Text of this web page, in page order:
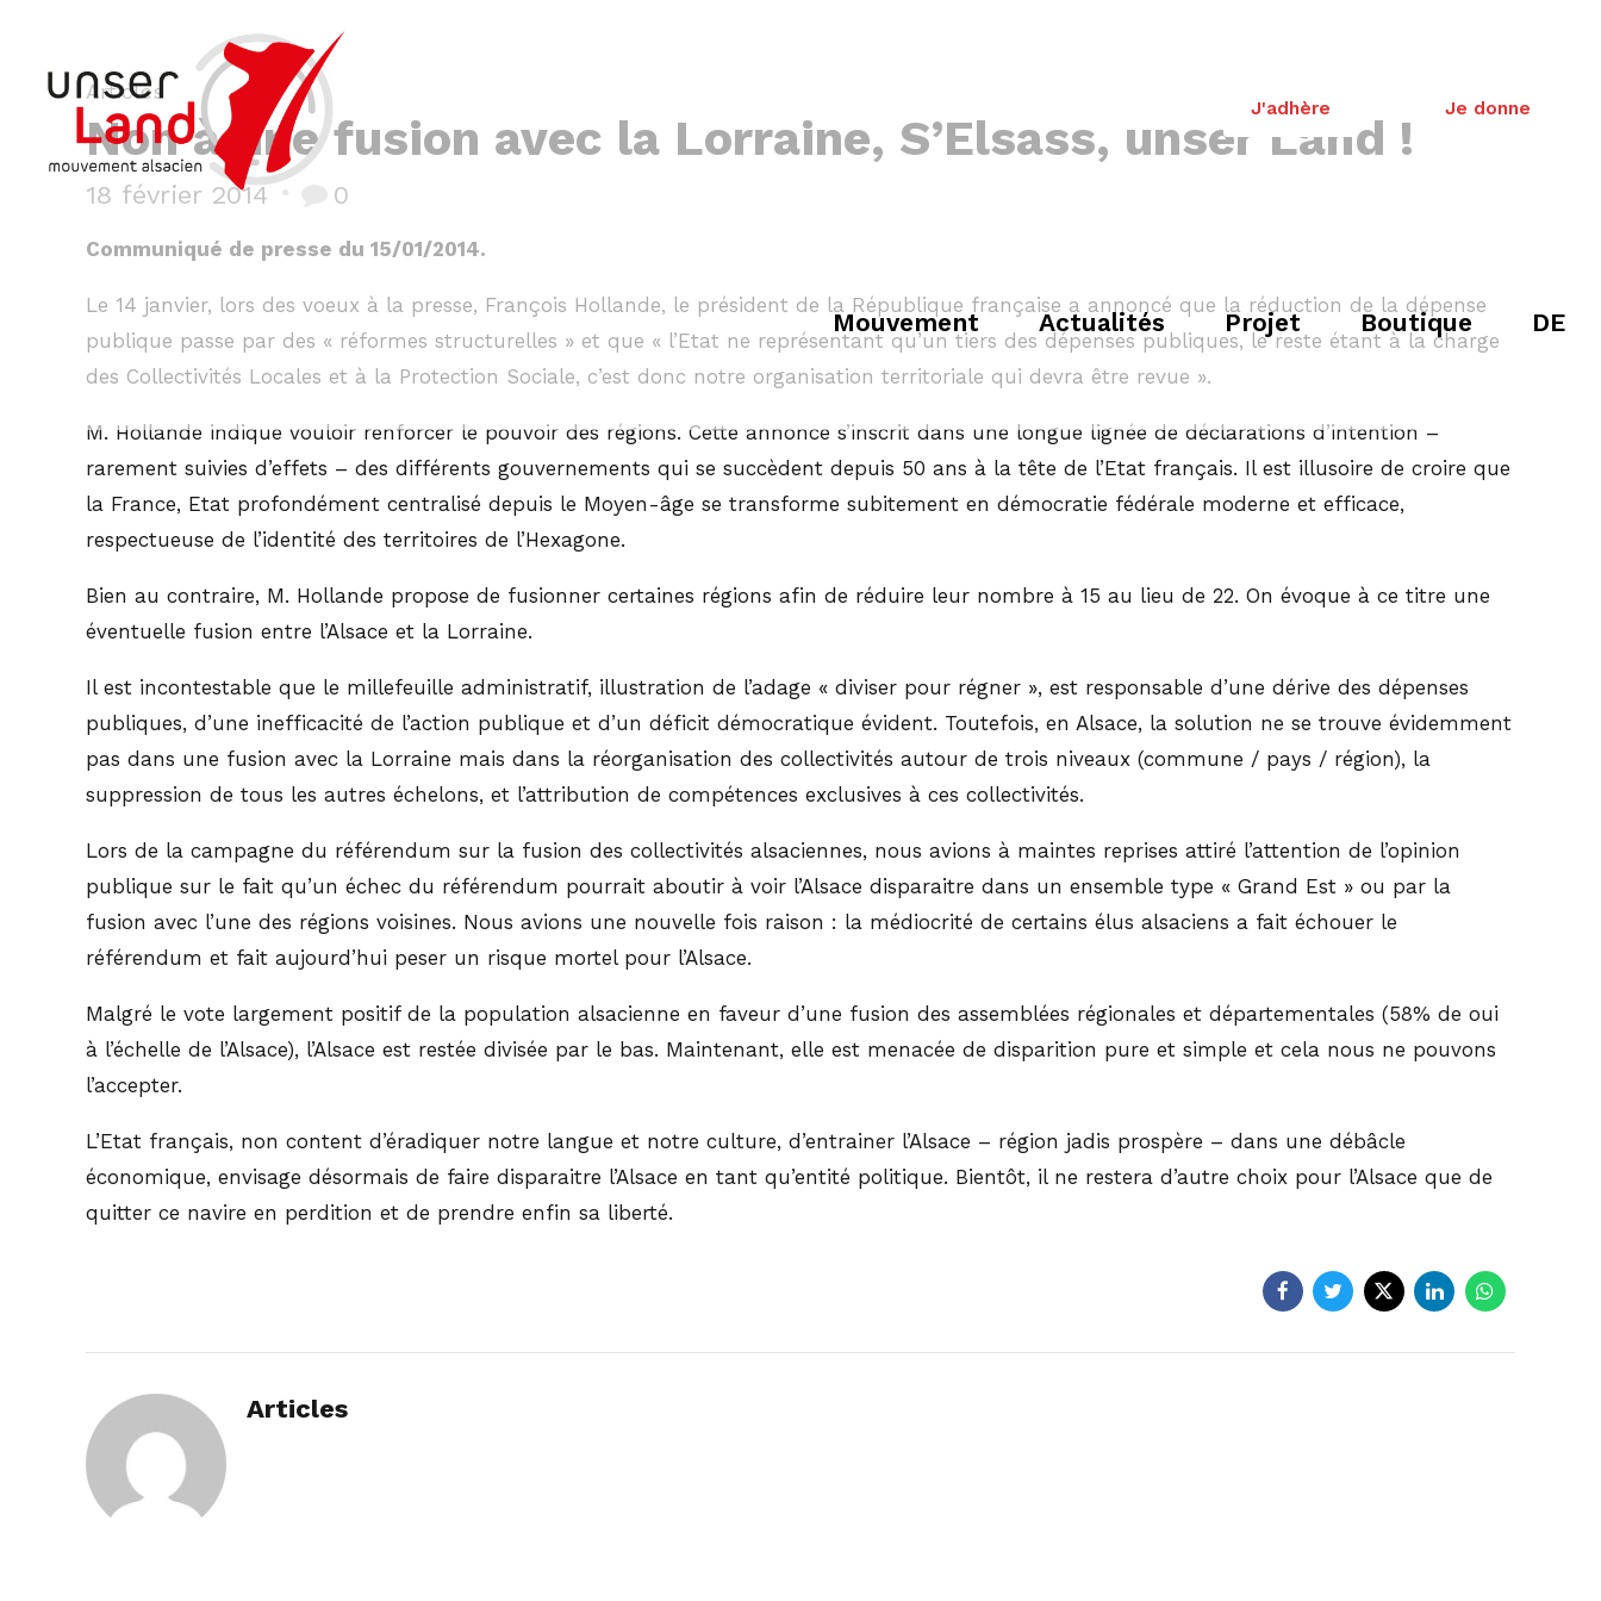
J'adhère Je donne
Mouvement Actualités Projet Boutique DE
Articles
Non à une fusion avec la Lorraine, S’Elsass, unser Land !
18 février 2014 0
Communiqué de presse du 15/01/2014.
Le 14 janvier, lors des voeux à la presse, François Hollande, le président de la République française a annoncé que la réduction de la dépense
publique passe par des « réformes structurelles » et que « l’Etat ne représentant qu’un tiers des dépenses publiques, le reste étant à la charge
des Collectivités Locales et à la Protection Sociale, c’est donc notre organisation territoriale qui devra être revue ».
M. Hollande indique vouloir renforcer le pouvoir des régions. Cette annonce s’inscrit dans une longue lignée de déclarations d’intention –
rarement suivies d’effets – des différents gouvernements qui se succèdent depuis 50 ans à la tête de l’Etat français. Il est illusoire de croire que
la France, Etat profondément centralisé depuis le Moyen-âge se transforme subitement en démocratie fédérale moderne et efficace,
respectueuse de l’identité des territoires de l’Hexagone.
Bien au contraire, M. Hollande propose de fusionner certaines régions afin de réduire leur nombre à 15 au lieu de 22. On évoque à ce titre une
éventuelle fusion entre l’Alsace et la Lorraine.
Il est incontestable que le millefeuille administratif, illustration de l’adage « diviser pour régner », est responsable d’une dérive des dépenses
publiques, d’une inefficacité de l’action publique et d’un déficit démocratique évident. Toutefois, en Alsace, la solution ne se trouve évidemment
pas dans une fusion avec la Lorraine mais dans la réorganisation des collectivités autour de trois niveaux (commune / pays / région), la
suppression de tous les autres échelons, et l’attribution de compétences exclusives à ces collectivités.
Lors de la campagne du référendum sur la fusion des collectivités alsaciennes, nous avions à maintes reprises attiré l’attention de l’opinion
publique sur le fait qu’un échec du référendum pourrait aboutir à voir l’Alsace disparaitre dans un ensemble type « Grand Est » ou par la
fusion avec l’une des régions voisines. Nous avions une nouvelle fois raison : la médiocrité de certains élus alsaciens a fait échouer le
référendum et fait aujourd’hui peser un risque mortel pour l’Alsace.
Malgré le vote largement positif de la population alsacienne en faveur d’une fusion des assemblées régionales et départementales (58% de oui
à l’échelle de l’Alsace), l’Alsace est restée divisée par le bas. Maintenant, elle est menacée de disparition pure et simple et cela nous ne pouvons
l’accepter.
L’Etat français, non content d’éradiquer notre langue et notre culture, d’entrainer l’Alsace – région jadis prospère – dans une débâcle
économique, envisage désormais de faire disparaitre l’Alsace en tant qu’entité politique. Bientôt, il ne restera d’autre choix pour l’Alsace que de
quitter ce navire en perdition et de prendre enfin sa liberté.
Articles